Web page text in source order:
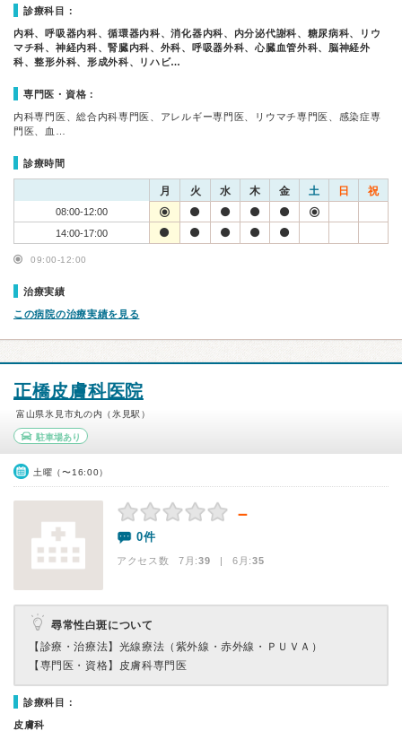
診療科目：
内科、呼吸器内科、循環器内科、消化器内科、内分泌代謝科、糖尿病科、リウ
マチ科、神経内科、腎臓内科、外科、呼吸器外科、心臓血管外科、脳神経外
科、整形外科、形成外科、リハビ…
専門医・資格：
内科専門医、総合内科専門医、アレルギー専門医、リウマチ専門医、感染症専
門医、血…
診療時間
月 火 水 木 金 土 日 祝
08:00-12:00
14:00-17:00
09:00-12:00
治療実績
この病院の治療実績を見る
正橋皮膚科医院
富山県氷見市丸の内（氷見駅）
駐車場あり
土曜（〜16:00）
－
0件
アクセス数 7月:39 | 6月:35
尋常性白斑について
【診療・治療法】 光線療法（紫外線・赤外線・ＰＵＶＡ）
【専門医・資格】 皮膚科専門医
診療科目：
皮膚科